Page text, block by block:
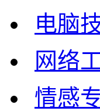
电脑
网络
情感